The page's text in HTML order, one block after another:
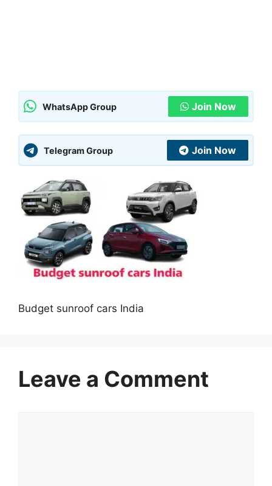
WhatsApp Group Join Now
Telegram Group Join Now
Budget sunroof cars India
Leave a Comment